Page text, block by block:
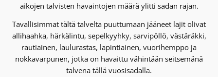
aikojen talvisten havaintojen määrä ylitti sadan rajan.
Tavallisimmat tältä talvelta puuttumaan jääneet lajit olivat
allihaahka, härkälintu, sepelkyyhky, sarvipöllö, västäräkki,
rautiainen, laulurastas, lapintiainen, vuorihemppo ja
nokkavarpunen, jotka on havaittu vähintään seitsemänä
talvena tällä vuosisadalla.